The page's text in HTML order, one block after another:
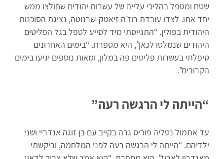
שטח ומטפל בהליכי עלייה של עשרות יהודים שחולצו ממש
יחד אתו. לצדו עובדת רוז’ה זיאטק-שרנוטה, נציגת הסוכנות
היהודית בפולין. “התגייסתי מיד לסייע לטפל בגל הפליטים
היהודים שנמלטו לכאן”, היא מספרת. “בימים האחרונים
טיפלתי בעשרות פליטים פה במלון, ומאות נוספים יגיעו בימים
הקרובים”.
“הייתה לי הרגשה רעה”
עד אתמול נטליה פוריס גרה בקייב עם בן זוגה אנדריי ושני
ילדיהם. “הייתה לי הרגשה רעה לפני המלחמה, וביקשתי